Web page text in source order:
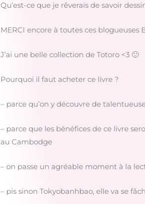
Qu’est-ce que je rêverais de savoir
MERCI encore à toutes ces blogueuses
J’ai une belle collection de Totoro <3 🙂
Pourquoi il faut acheter ce livre ?
– parce qu’on y découvre de
– parce que les bénéfices de ce livre
au Cambodge
– on passe un agréable moment à la
– pis sinon Tokyobanhbao, elle va se